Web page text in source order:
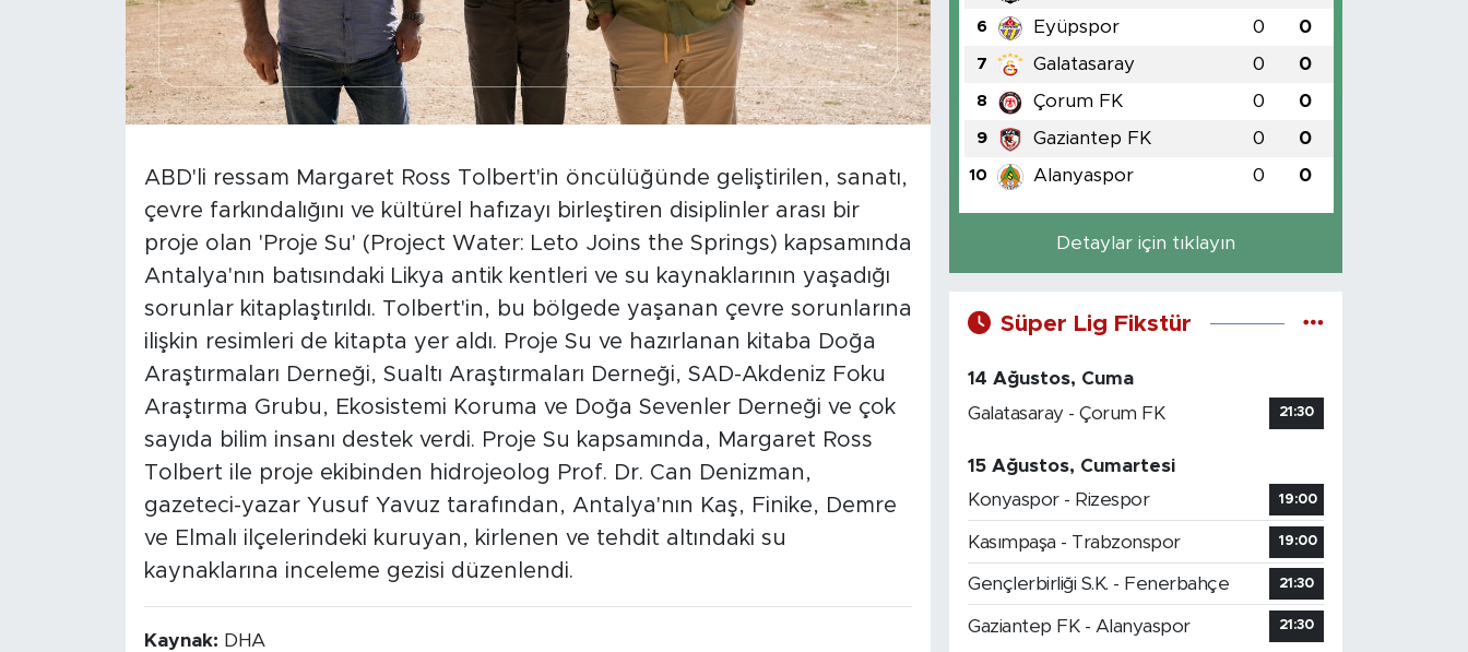
ABD'li ressam Margaret Ross Tolbert'in öncülüğünde geliştirilen, sanatı,
çevre farkındalığını ve kültürel hafızayı birleştiren disiplinler arası bir
proje olan 'Proje Su' (Project Water: Leto Joins the Springs) kapsamında
Antalya'nın batısındaki Likya antik kentleri ve su kaynaklarının yaşadığı
sorunlar kitaplaştırıldı. Tolbert'in, bu bölgede yaşanan çevre sorunlarına
ilişkin resimleri de kitapta yer aldı. Proje Su ve hazırlanan kitaba Doğa
Araştırmaları Derneği, Sualtı Araştırmaları Derneği, SAD-Akdeniz Foku
Araştırma Grubu, Ekosistemi Koruma ve Doğa Sevenler Derneği ve çok
sayıda bilim insanı destek verdi. Proje Su kapsamında, Margaret Ross
Tolbert ile proje ekibinden hidrojeolog Prof. Dr. Can Denizman,
gazeteci-yazar Yusuf Yavuz tarafından, Antalya'nın Kaş, Finike, Demre
ve Elmalı ilçelerindeki kuruyan, kirlenen ve tehdit altındaki su
kaynaklarına inceleme gezisi düzenlendi.
Kaynak: DHA
6 Eyüpspor 0 0
7 Galatasaray 0 0
8 Çorum FK 0 0
9 Gaziantep FK 0 0
10 Alanyaspor 0 0
Detaylar için tıklayın
Süper Lig Fikstür
14 Ağustos, Cuma
Galatasaray - Çorum FK
21:30
15 Ağustos, Cumartesi
Konyaspor - Rizespor
19:00
Kasımpaşa - Trabzonspor 19:00
Gençlerbirliği S.K. - Fenerbahçe 21:30
Gaziantep FK - Alanyaspor 21:30
Turizm